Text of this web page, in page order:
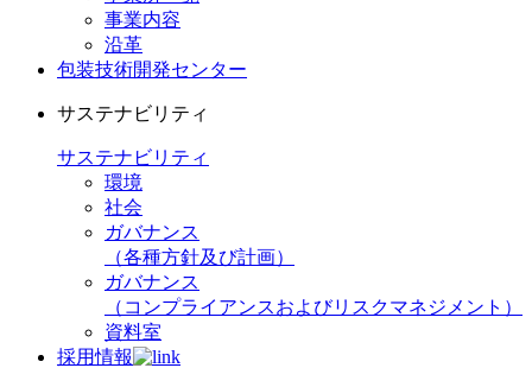
事業内容
沿革
包装技術開発センター
サステナビリティ
サステナビリティ
環境
社会
ガバナンス
（各種方針及び計画）
ガバナンス
（コンプライアンスおよびリスクマネジメント）
資料室
採用情報